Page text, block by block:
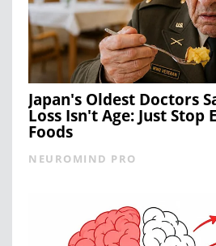
Japan's Oldest Doctors
Loss Isn't Age: Just Stop
Foods
NEUROMIND PRO